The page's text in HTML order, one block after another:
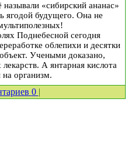
«сибирский ананас»
ягодой будущего. Она не
Поднебесной сегодня
облепихи и десятки
Учеными доказано,
А янтарная кислота
на организм.
0 |